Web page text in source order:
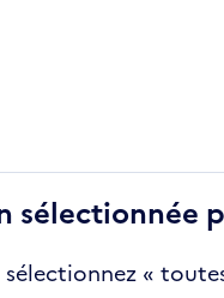
sélectionnée
«